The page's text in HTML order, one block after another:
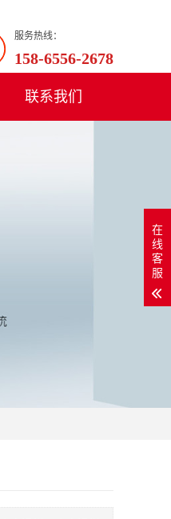
服务热线：
158-6556-2678
联系我们
在
线
客
服